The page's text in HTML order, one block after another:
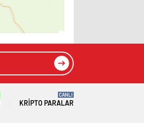
KRIPTO PARALAR
CANLI